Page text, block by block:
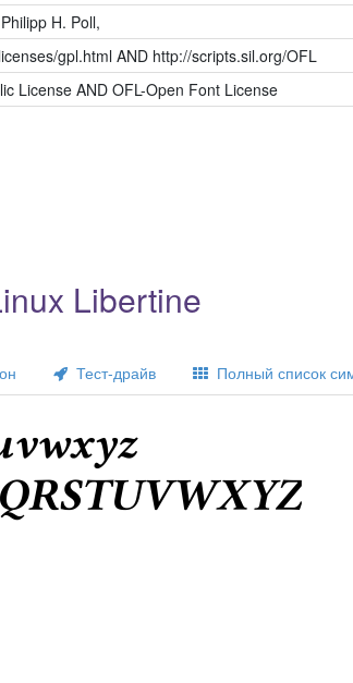
H. Poll,
gpl.html AND http://scripts.sil.org/OFL
License AND OFL-Open Font License
Libertine
Тест-драйв Полный список